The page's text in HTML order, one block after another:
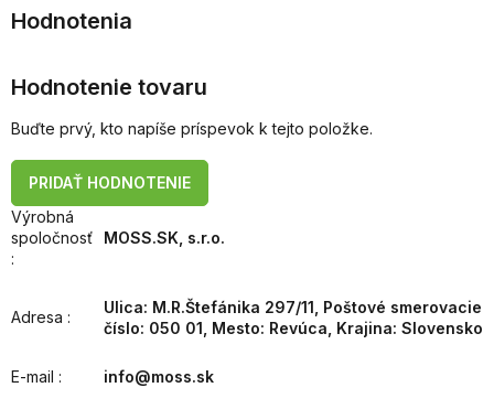
Hodnotenie tovaru
Buďte prvý, kto napíše príspevok k tejto položke.
PRIDAŤ HODNOTENIE
Výrobná
spoločnosť
:
MOSS.SK, s.r.o.
Adresa :
Ulica: M.R.Štefánika 297/11, Poštové smerovacie
číslo: 050 01, Mesto: Revúca, Krajina: Slovensko
E-mail : info@moss.sk